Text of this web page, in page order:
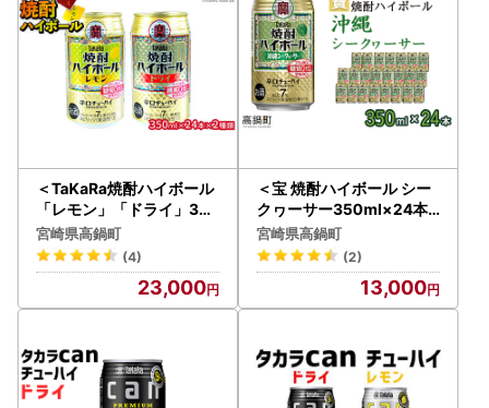
＜TaKaRa焼酎ハイボール
「レモン」「ドライ」350
ml×24本×2種類＞翌月末
迄に順次出荷【c085_mm
_x3】
宮崎県高鍋町
(4)
23,000
＜宝 焼酎ハイボール シー
クヮーサー350ml×24本
＞翌月末迄に順次出荷【c
838_yu_x2】
宮崎県高鍋町
(2)
13,000